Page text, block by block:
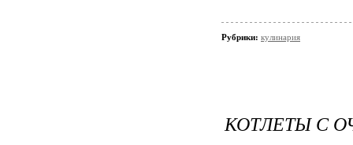
Рубрики: кулинария
КОТЛЕТЫ С